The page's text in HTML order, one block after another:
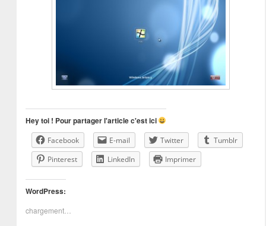
Hey toi ! Pour partager l'article c'est ici
Facebook E-mail Twitter
Tumblr
Pinterest
LinkedIn Imprimer
WordPress:
chargement…